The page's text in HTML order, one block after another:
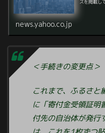
スを掲載し
news.yahoo.co.jp
＜手続きの変更点＞
これまで、ふるさと
に「寄付金受領証明
付先の自治体が発行